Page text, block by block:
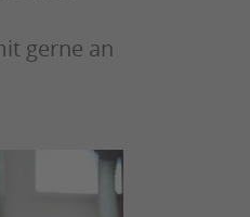
gerne an